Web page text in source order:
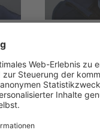
Natalino
Kratter